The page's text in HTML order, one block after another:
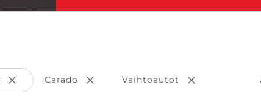
Poista valinta
Carado Poista valinta
Vaihtoautot Poista valinta